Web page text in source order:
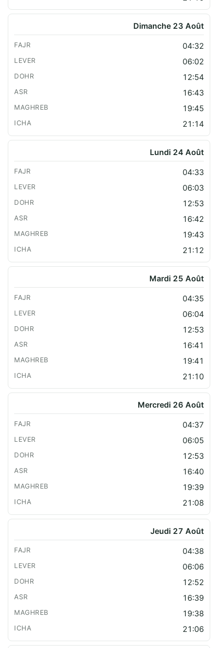
Dimanche 23 Août
04:32
06:02
12:54
16:43
19:45
21:14
Lundi 24 Août
04:33
06:03
12:53
16:42
19:43
21:12
Mardi 25 Août
04:35
06:04
12:53
16:41
19:41
21:10
Mercredi 26 Août
04:37
06:05
12:53
16:40
19:39
21:08
Jeudi 27 Août
04:38
06:06
12:52
16:39
19:38
21:06